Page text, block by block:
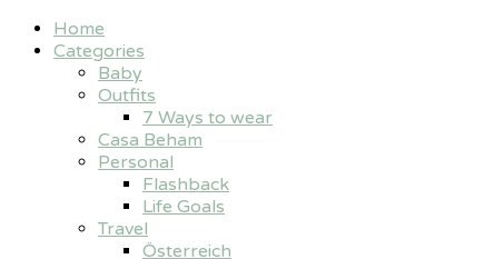
Home
Categories
Baby
Outfits
7 Ways to wear
Casa Beham
Personal
Flashback
Life Goals
Travel
Österreich